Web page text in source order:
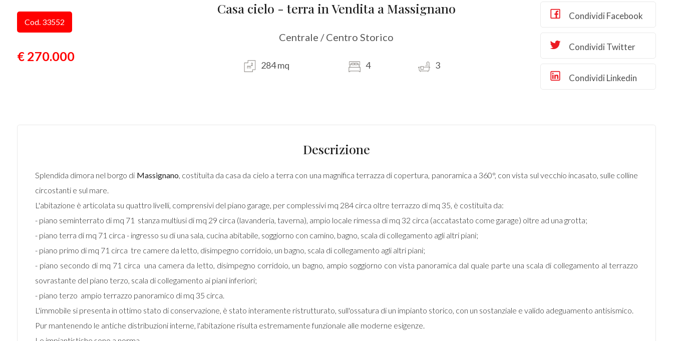
Cod. 33552
€ 270.000
Casa cielo - terra in Vendita a Massignano
Centrale / Centro Storico
284 mq 4 3
Condividi Facebook
Condividi Twitter
Condividi Linkedin
Descrizione
Splendida dimora nel borgo di Massignano, costituita da casa da cielo a terra con una magnifica terrazza di copertura, panoramica a 360°, con vista sul vecchio incasato, sulle colline
circostanti e sul mare.
L'abitazione è articolata su quattro livelli, comprensivi del piano garage, per complessivi mq 284 circa oltre terrazzo di mq 35, è costituita da:
- piano seminterrato di mq 71  stanza multiusi di mq 29 circa (lavanderia, taverna), ampio locale rimessa di mq 32 circa (accatastato come garage) oltre ad una grotta;
- piano terra di mq 71 circa - ingresso su di una sala, cucina abitabile, soggiorno con camino, bagno, scala di collegamento agli altri piani;
- piano primo di mq 71 circa  tre camere da letto, disimpegno corridoio, un bagno, scala di collegamento agli altri piani;
- piano secondo di mq 71 circa  una camera da letto, disimpegno corridoio, un bagno, ampio soggiorno con vista panoramica dal quale parte una scala di collegamento al terrazzo
sovrastante del piano terzo, scala di collegamento ai piani inferiori;
- piano terzo  ampio terrazzo panoramico di mq 35 circa.
L'immobile si presenta in ottimo stato di conservazione, è stato interamente ristrutturato, sull'ossatura di un impianto storico, con un sostanziale e valido adeguamento antisismico.
Pur mantenendo le antiche distribuzioni interne, l'abitazione risulta estremamente funzionale alle moderne esigenze.